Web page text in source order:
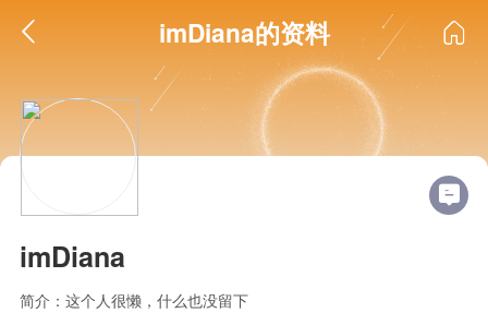
imDiana的资料
imDiana
简介：这个人很懒，什么也没留下